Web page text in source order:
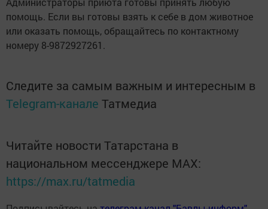
помощь. Если вы готовы взять к себе в дом животное
или оказать помощь, обращайтесь по контактному
номеру 8-9872927261.
Следите за самым важным и интересным в
Telegram-канале Татмедиа
Читайте новости Татарстана в
национальном мессенджере MАХ:
https://max.ru/tatmedia